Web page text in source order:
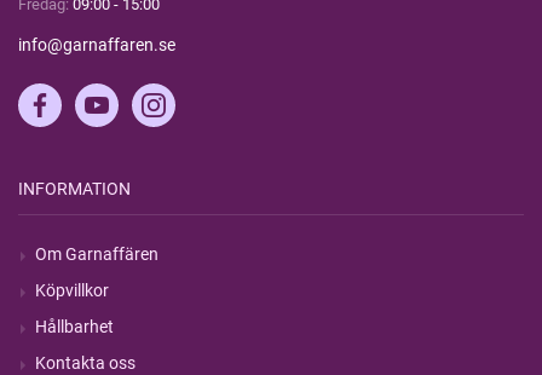
Fredag: 09:00 - 15:00
info@garnaffaren.se
INFORMATION
Om Garnaffären
Köpvillkor
Hållbarhet
Kontakta oss